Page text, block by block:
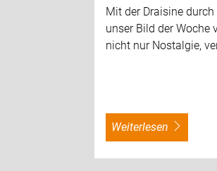
Mit der Draisine
unser Bild der Woche
nicht nur Nostalgie,
weiterlesen